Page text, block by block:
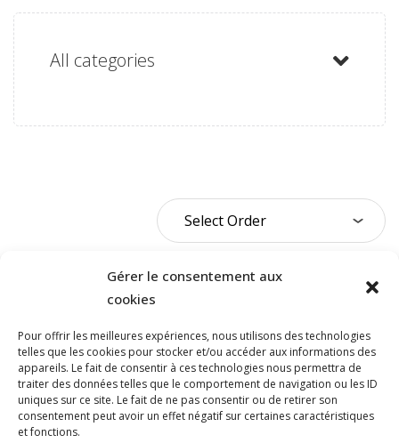
Gérer le consentement aux
cookies
Pour offrir les meilleures expériences, nous utilisons des technologies
telles que les cookies pour stocker et/ou accéder aux informations des
appareils. Le fait de consentir à ces technologies nous permettra de
traiter des données telles que le comportement de navigation ou les ID
uniques sur ce site. Le fait de ne pas consentir ou de retirer son
consentement peut avoir un effet négatif sur certaines caractéristiques
et fonctions.
All categories
NOUS JOINDRE